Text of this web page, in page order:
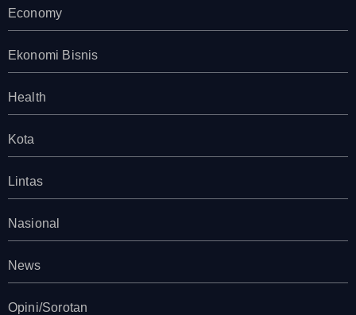
Economy
Ekonomi Bisnis
Health
Kota
Lintas
Nasional
News
Opini/Sorotan